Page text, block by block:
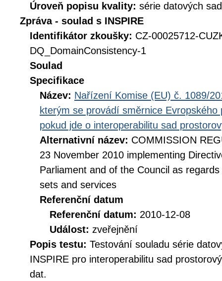
Úroveň popisu kvality: série datových sad
Zpráva - soulad s INSPIRE
Identifikátor zkoušky: CZ-00025712-
DQ_DomainConsistency-1
Soulad
Specifikace
Název: Nařízení Komise (EU) č. 1089/
kterým se provádí směrnice
pokud jde o interoperabilitu sad
Alternativní název: COMMISSION
23 November 2010 implementing
Parliament and of the Council as
sets and services
Referenční datum
Referenční datum: 2010-12-08
Událost: zveřejnění
Popis testu: Testování souladu série
INSPIRE pro interoperabilitu sad
dat.